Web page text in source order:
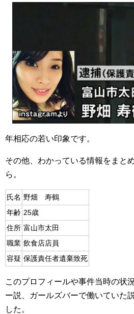
年相応の若い印象です。
その他、わかっている情報をまと
ら。
氏名 野畑 寿鶴
年齢 25歳
住所 富山市太田
職業 飲食店店員
容疑 保護責任者遺棄致死
このプロフィールや事件当時の状
ー説、ガールズバーで働いていた
した。